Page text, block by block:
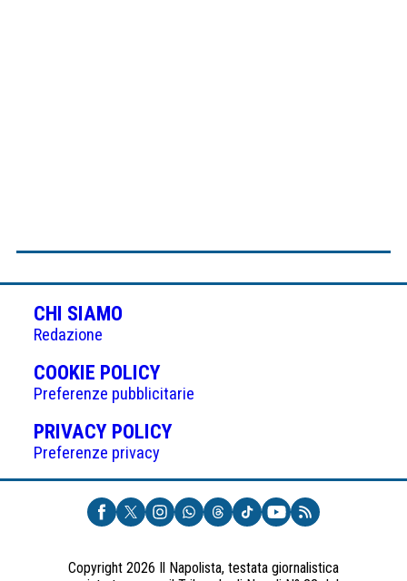
CHI SIAMO
Redazione
COOKIE POLICY(APRE
IN
UNA
NUOVA
Preferenze pubblicitarie
PRIVACY POLICY(APRE
UNA
NUOVA
SCHEDA)
Preferenze privacy
Copyright 2026 Il Napolista, testata giornalistica